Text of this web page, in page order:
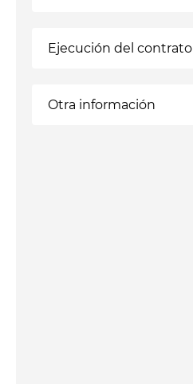
Ejecución del contrato
Otra información